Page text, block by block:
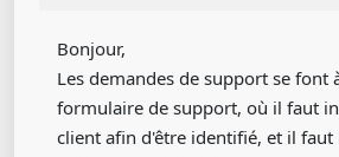
Bonjour,
Les demandes de support se font
formulaire de support, où il faut
client afin d'être identifié, et il faut